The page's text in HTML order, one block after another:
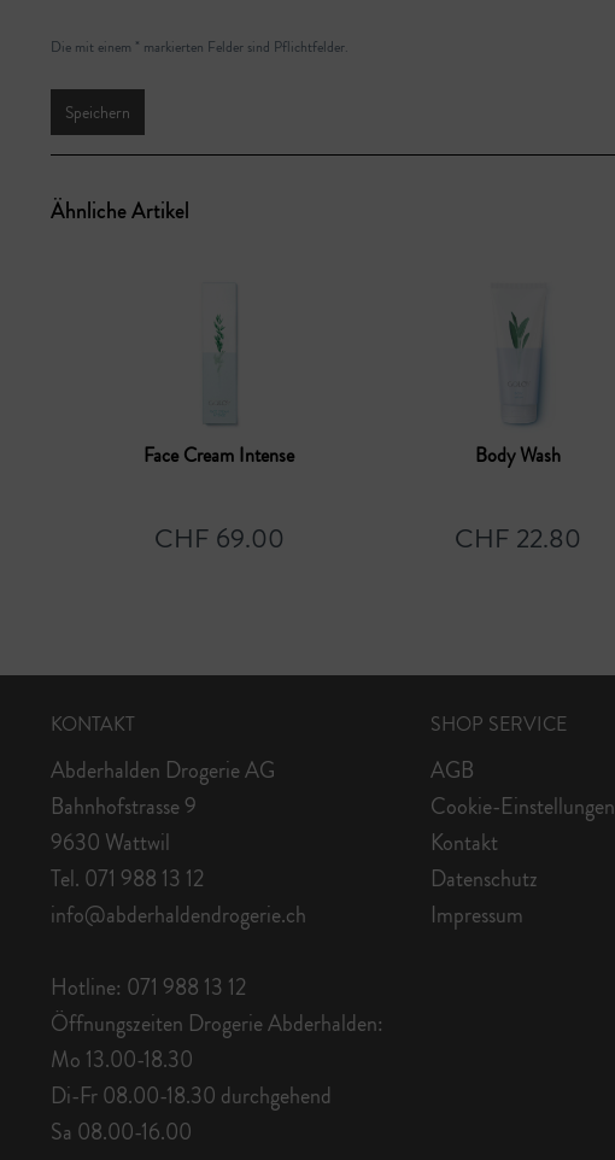
Die mit einem * markierten Felder sind Pflichtfelder.
Speichern
Ähnliche Artikel
Face Cream Intense
CHF 69.00
Body Wash
CHF 22.80
KONTAKT
Abderhalden Drogerie AG
Bahnhofstrasse 9
9630 Wattwil
Tel. 071 988 13 12
info@abderhaldendrogerie.ch
Hotline: 071 988 13 12
Öffnungszeiten Drogerie Abderhalden:
Mo 13.00-18.30
Di-Fr 08.00-18.30 durchgehend
Sa 08.00-16.00
SHOP SERVICE
AGB
Cookie-Einstellungen
Kontakt
Datenschutz
Impressum